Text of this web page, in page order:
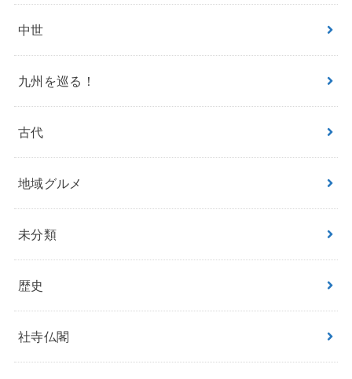
中世
九州を巡る！
古代
地域グルメ
未分類
歴史
社寺仏閣